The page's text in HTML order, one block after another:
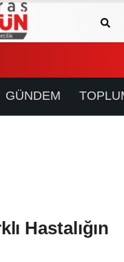
GÜNDEM
Hastalığın